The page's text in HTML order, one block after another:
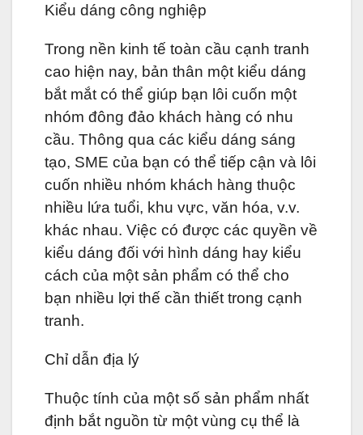
Kiểu dáng công nghiệp
Trong nền kinh tế toàn cầu cạnh tranh
cao hiện nay, bản thân một kiểu dáng
bắt mắt có thể giúp bạn lôi cuốn một
nhóm đông đảo khách hàng có nhu
cầu. Thông qua các kiểu dáng sáng
tạo, SME của bạn có thể tiếp cận và lôi
cuốn nhiều nhóm khách hàng thuộc
nhiều lứa tuổi, khu vực, văn hóa, v.v.
khác nhau. Việc có được các quyền về
kiểu dáng đối với hình dáng hay kiểu
cách của một sản phẩm có thể cho
bạn nhiều lợi thế cần thiết trong cạnh
tranh.
Chỉ dẫn địa lý
Thuộc tính của một số sản phẩm nhất
định bắt nguồn từ một vùng cụ thể là